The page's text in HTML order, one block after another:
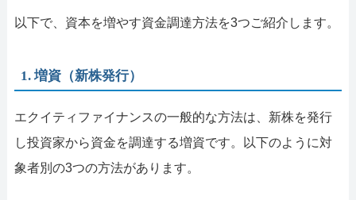
以下で、資本を増やす資金調達方法を3つご紹介します。
1. 増資（新株発行）
エクイティファイナンスの一般的な方法は、新株を発行
し投資家から資金を調達する増資です。以下のように対
象者別の3つの方法があります。